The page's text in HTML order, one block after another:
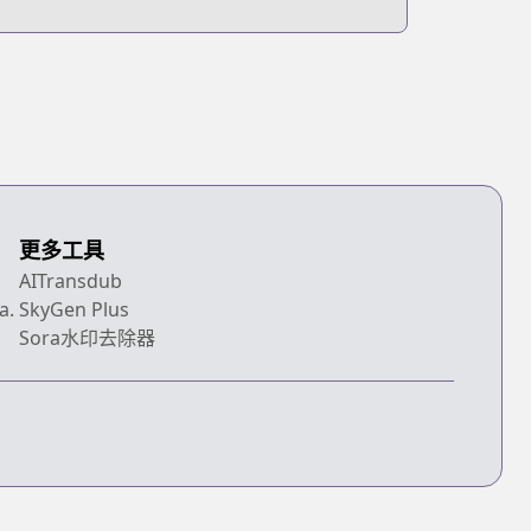
更多工具
AITransdub
SkyGen Plus
Sora水印去除器